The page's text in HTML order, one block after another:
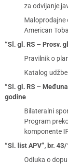
za odvijanje
Maloprodajne
American
“Sl. gl. RS – Prosv.
Pravilnik o
Katalog
“Sl. gl. RS –
godine
Bilateralni
Program
komponente
“Sl. list APV”, br.
Odluka o